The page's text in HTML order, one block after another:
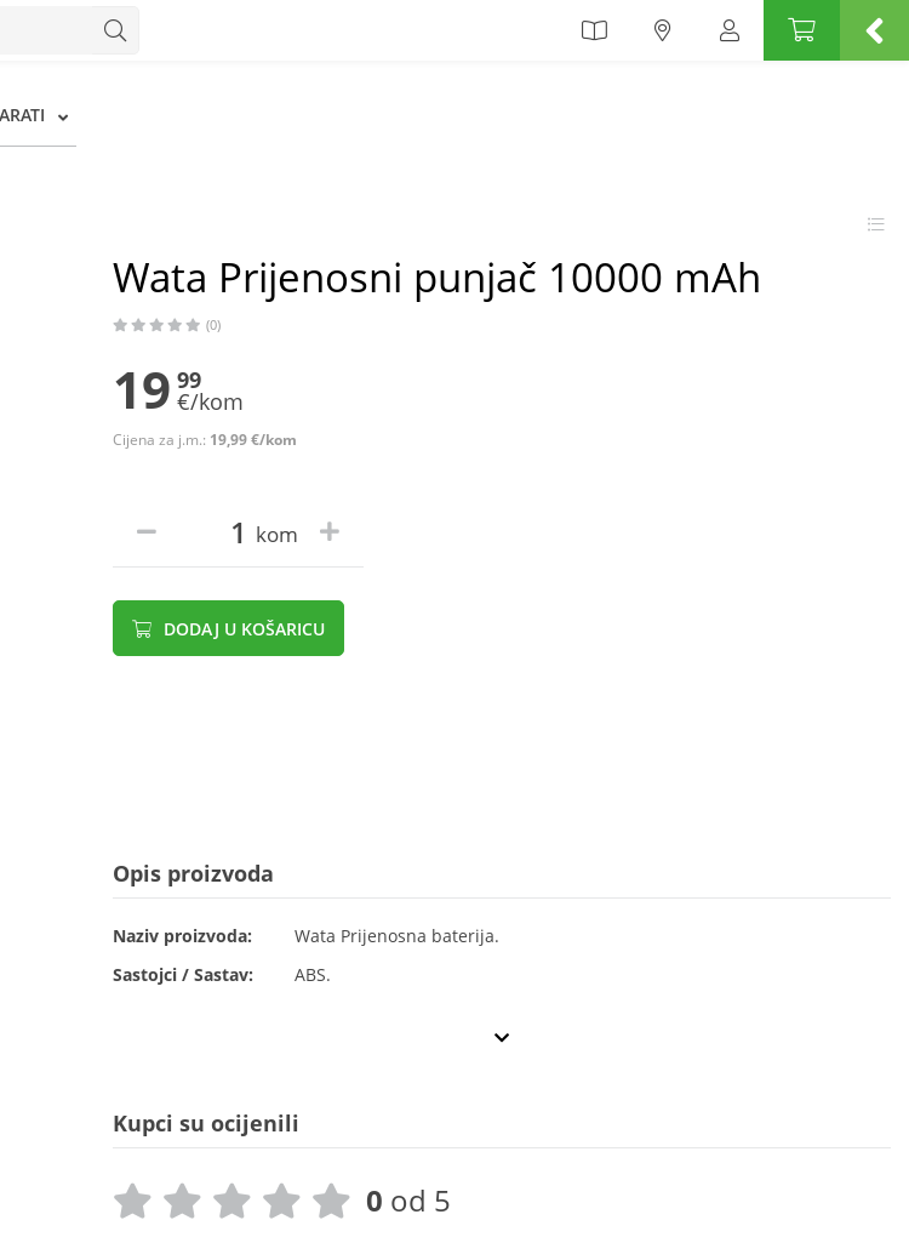
Wata Prijenosni punjač 10000 mAh
(0)
19 99
€/kom
Cijena za j.m.: 19,99 €/kom
kom
DODAJ U KOŠARICU
Opis proizvoda
Naziv proizvoda:
Wata Prijenosna baterija.
Sastojci / Sastav:
ABS.
Kupci su ocijenili
0 od 5